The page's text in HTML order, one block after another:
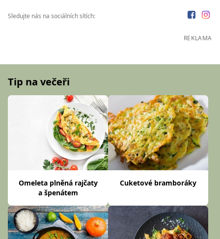
Sledujte nás na sociálních sítích:
REKLAMA
Tip na večeři
Omeleta plněná rajčaty
a špenátem
Cuketové bramboráky